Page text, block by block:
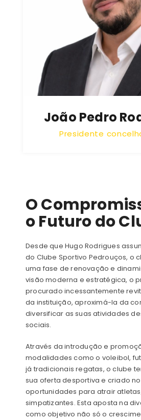
João Pedro
Presidente
O
o Futuro do
Desde que Hugo Rodrigues
do Clube Sportivo Pedrouços, o
uma fase de renovação e
visão moderna e estratégica, o
procurado incessantemente
da instituição, aproximá-la da
diversificar as suas atividades
sociais.
Através da introdução e
modalidades como o voleibol,
já tradicionais regatas, o clube
sua oferta desportiva e criado
oportunidades para atrair
simpatizantes. Esta aposta na
como objetivo não só o